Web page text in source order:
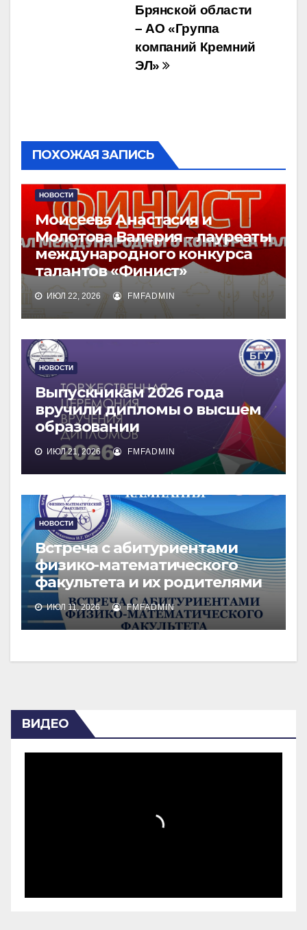
Брянской области
– АО «Группа
компаний Кремний
ЭЛ»
ПОХОЖАЯ ЗАПИСЬ
НОВОСТИ
Моисеева Анастасия и
Молотова Валерия – лауреаты
международного конкурса
талантов «Финист»
ИЮЛ 22, 2026 FMFADMIN
НОВОСТИ
Выпускникам 2026 года
вручили дипломы о высшем
образовании
ИЮЛ 21, 2026 FMFADMIN
НОВОСТИ
Встреча с абитуриентами
физико-математического
факультета и их родителями
ИЮЛ 11, 2026 FMFADMIN
ВИДЕО